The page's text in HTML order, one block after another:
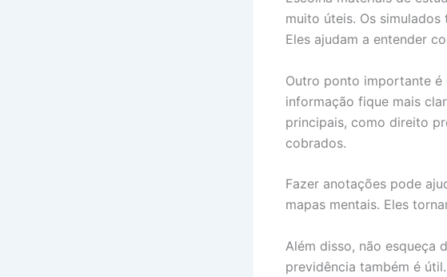
muito úteis. Os
Eles ajudam a entender
Outro ponto importante é
informação fique mais
principais, como direito
cobrados.
Fazer anotações pode
mapas mentais. Eles
Além disso, não esqueça
previdência também é